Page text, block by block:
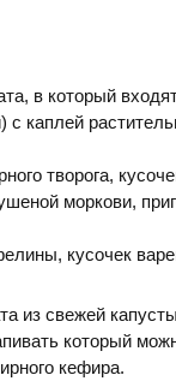
в который
с каплей
творога,
моркови,
кусочек
из свежей
который
кефира.